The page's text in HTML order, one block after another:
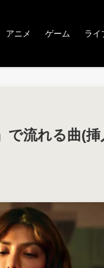
アニメ ゲーム ライ
流れる曲(挿